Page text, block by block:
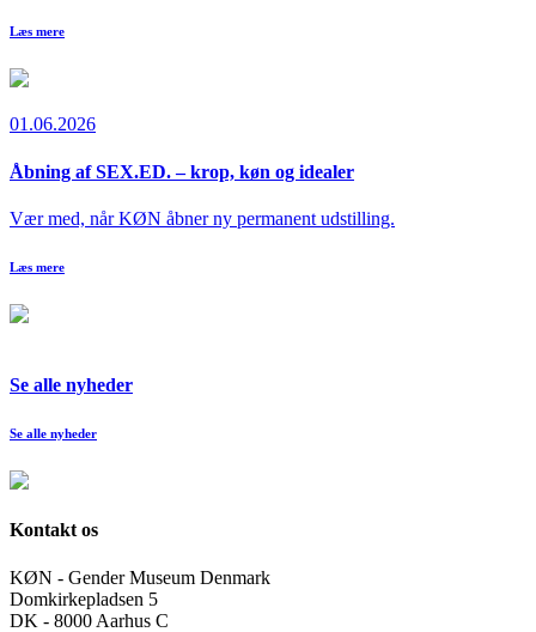
Læs mere
01.06.2026
Åbning af SEX.ED. – krop, køn og idealer
Vær med, når KØN åbner ny permanent udstilling.
Læs mere
Se alle nyheder
Se alle nyheder
Kontakt os
KØN - Gender Museum Denmark
Domkirkepladsen 5
DK - 8000 Aarhus C